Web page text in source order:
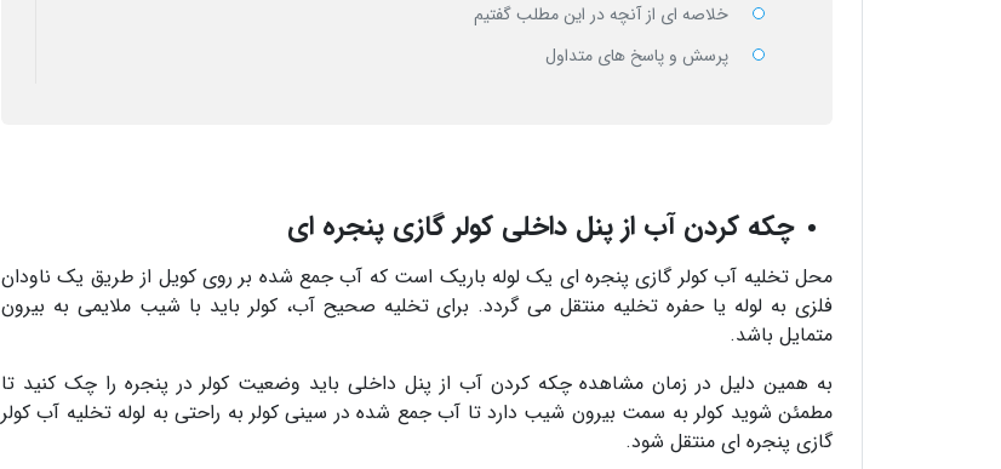
خلاصه ای از آنچه در این مطلب گفتیم
پرسش و پاسخ های متداول
چکه کردن آب از پنل داخلی کولر گازی پنجره ای
محل تخلیه آب کولر گازی پنجره ای یک لوله باریک است که آب جمع شده بر روی کویل از طریق یک ناودان
فلزی به لوله یا حفره تخلیه منتقل می گردد. برای تخلیه صحیح آب، کولر باید با شیب ملایمی به بیرون
متمایل باشد.
به همین دلیل در زمان مشاهده چکه کردن آب از پنل داخلی باید وضعیت کولر در پنجره را چک کنید تا
مطمئن شوید کولر به سمت بیرون شیب دارد تا آب جمع شده در سینی کولر به راحتی به لوله تخلیه آب کولر
گازی پنجره ای منتقل شود.